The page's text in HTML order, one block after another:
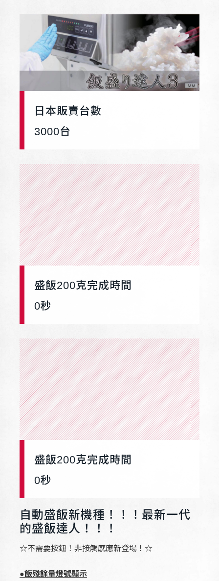
日本販賣台數
3000台
盛飯200克完成時間
0秒
盛飯200克完成時間
0秒
自動盛飯新機種！！！最新一代
的盛飯達人！！！
☆不需要按鈕！非接觸感應新登場！☆
●飯殘餘量燈號顯示